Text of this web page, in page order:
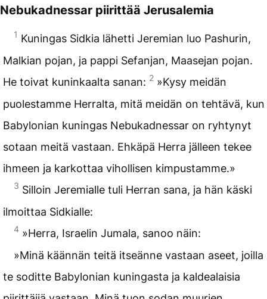
Nebukadnessar piirittää Jerusalemia
1 Kuningas Sidkia lähetti Jeremian luo Pashurin,
Malkian pojan, ja pappi Sefanjan, Maasejan pojan.
He toivat kuninkaalta sanan: 2 »Kysy meidän
puolestamme Herralta, mitä meidän on tehtävä, kun
Babylonian kuningas Nebukadnessar on ryhtynyt
sotaan meitä vastaan. Ehkäpä Herra jälleen tekee
ihmeen ja karkottaa vihollisen kimpustamme.»
3 Silloin Jeremialle tuli Herran sana, ja hän käski
ilmoittaa Sidkialle:
4 »Herra, Israelin Jumala, sanoo näin:
»Minä käännän teitä itseänne vastaan aseet, joilla
te soditte Babylonian kuningasta ja kaldealaisia